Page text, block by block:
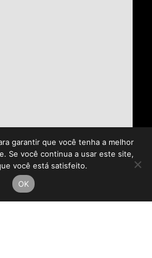
garantir que você tenha a melhor
Se você continua a usar este site,
você está satisfeito.
OK